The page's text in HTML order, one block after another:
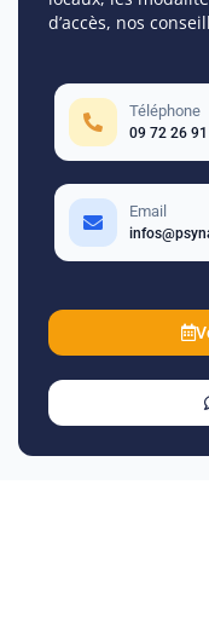
d’accès, nos
Téléphone
09 72 26
Email